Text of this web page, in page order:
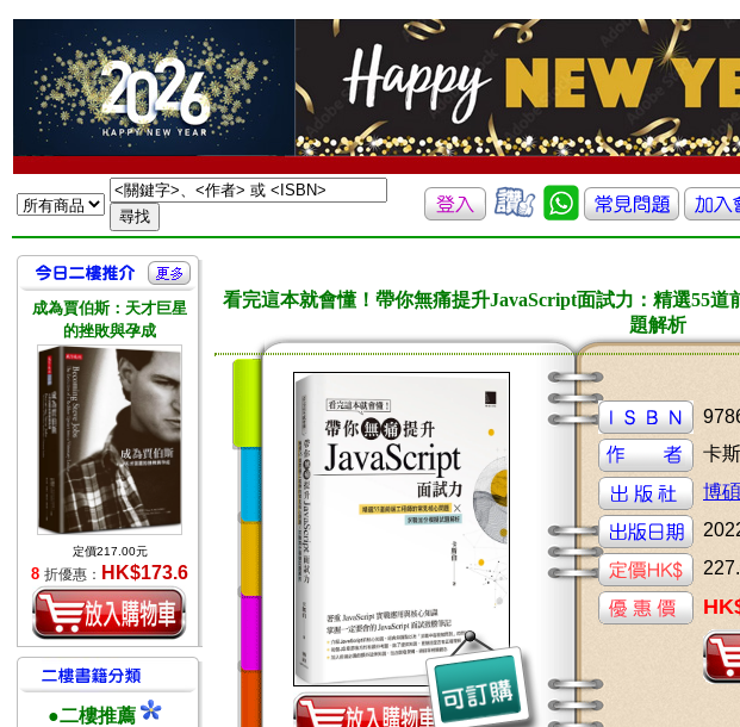
成為賈伯斯：天才巨星
的挫敗與孕成
定價217.00元
8 折優惠： HK$173.6
●二樓推薦
看完這本就會懂！帶你無痛提升JavaScript面試力：精選55
題解析
卡
博碩